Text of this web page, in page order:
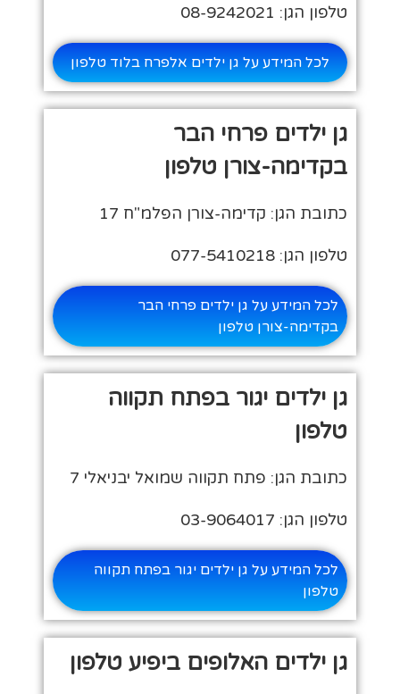
טלפון הגן: 08-9242021
לכל המידע על גן ילדים אלפרח בלוד טלפון
גן ילדים פרחי הבר
בקדימה-צורן טלפון
כתובת הגן: קדימה-צורן הפלמ"ח 17
טלפון הגן: 077-5410218
לכל המידע על גן ילדים פרחי הבר
בקדימה-צורן טלפון
גן ילדים יגור בפתח תקווה
טלפון
כתובת הגן: פתח תקווה שמואל יבניאלי 7
טלפון הגן: 03-9064017
לכל המידע על גן ילדים יגור בפתח תקווה
טלפון
גן ילדים האלופים ביפיע טלפון